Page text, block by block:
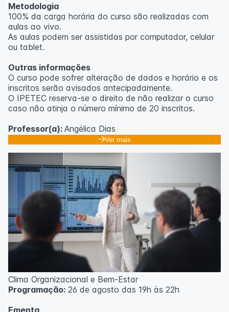
Metodologia
100% da carga horária do curso são realizadas com
aulas ao vivo.
As aulas podem ser assistidas por computador, celular
ou tablet.
Outras informações
O curso pode sofrer alteração de dados e horário e os
inscritos serão avisados ​​antecipadamente.
O IPETEC reserva-se o direito de não realizar o curso
caso não atinja o número mínimo de 20 inscritos.
Professor(a): Angélica Dias
Ver mais
Clima Organizacional e Bem-Estar
Programação: 26 de agosto das 19h às 22h
Ementa